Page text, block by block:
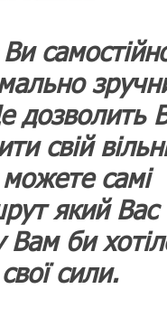
дозволить
свій
самі
який Вас
Вам би
сили.